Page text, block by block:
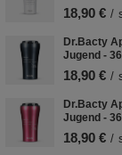
18,90 € /
Dr.Bacty
Jugend -
18,90 € /
Dr.Bacty
Jugend -
18,90 € /